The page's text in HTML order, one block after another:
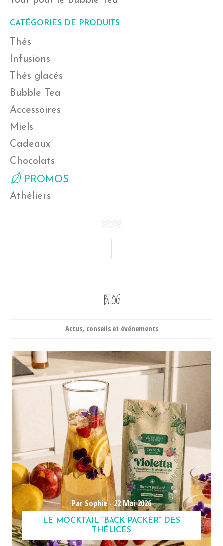
CATÉGORIES DE PRODUITS
Thés
Infusions
Thés glacés
Bubble Tea
Accessoires
Miels
Cadeaux
Chocolats
PROMOS
Athéliers
BLOG
Actus, conseils et événements
Par Sophie -22 Mai 2026
LE MOCKTAIL “BACK PACKER” DES
THÉLICES